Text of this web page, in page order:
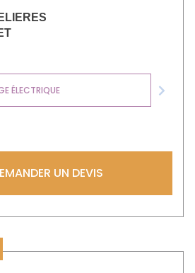
ÉLECTRIQUE
Next
UN DEVIS